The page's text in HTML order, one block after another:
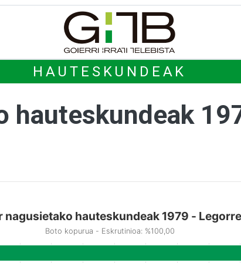
HAUTESKUNDEAK
hauteskundeak
nagusietako hauteskundeak 1979 -
Boto kopurua - Eskrutinioa: %100,00